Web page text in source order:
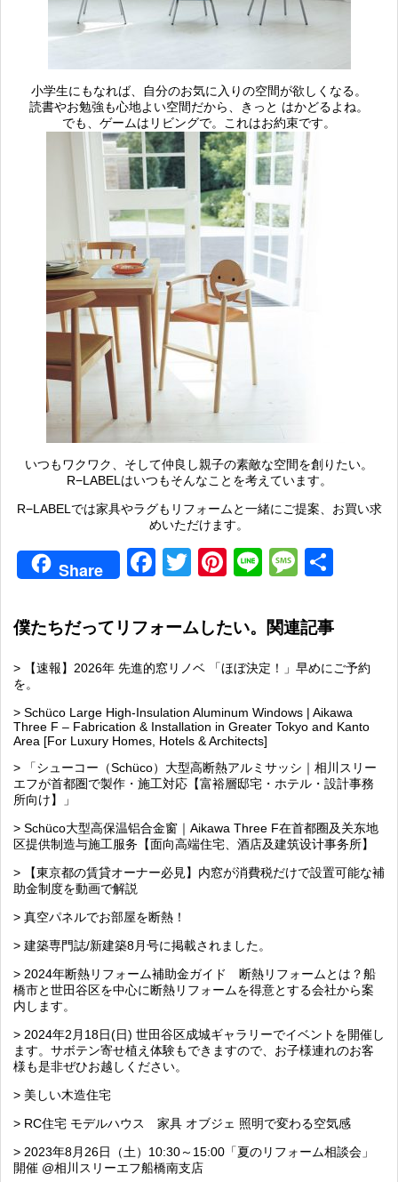
小学生にもなれば、自分のお気に入りの空間が欲しくなる。
読書やお勉強も心地よい空間だから、きっと はかどるよね。
でも、ゲームはリビングで。これはお約束です。
いつもワクワク、そして仲良し親子の素敵な空間を創りたい。
R−LABELはいつもそんなことを考えています。
R−LABELでは家具やラグもリフォームと一緒にご提案、お買い求
めいただけます。
Share Facebook
TwitterPinterest
Line
僕たちだってリフォームしたい。関連記事
> 【速報】2026年 先進的窓リノベ 「ほぼ決定！」早めにご予約
を。
> Schüco Large High-Insulation Aluminum Windows | Aikawa
Three F – Fabrication & Installation in Greater Tokyo and Kanto
Area [For Luxury Homes, Hotels & Architects]
> 「シューコー（Schüco）大型高断熱アルミサッシ｜相川スリー
エフが首都圏で製作・施工対応【富裕層邸宅・ホテル・設計事務
所向け】」
> Schüco大型高保温铝合金窗｜Aikawa Three F在首都圈及关东地
区提供制造与施工服务【面向高端住宅、酒店及建筑设计事务所】
> 【東京都の賃貸オーナー必見】内窓が消費税だけで設置可能な補
助金制度を動画で解説
> 真空パネルでお部屋を断熱！
> 建築専門誌/新建築8月号に掲載されました。
> 2024年断熱リフォーム補助金ガイド 断熱リフォームとは？船
橋市と世田谷区を中心に断熱リフォームを得意とする会社から案
内します。
> 2024年2月18日(日) 世田谷区成城ギャラリーでイベントを開催し
ます。サボテン寄せ植え体験もできますので、お子様連れのお客
様も是非ぜひお越しください。
> 美しい木造住宅
> RC住宅 モデルハウス 家具 オブジェ 照明で変わる空気感
> 2023年8月26日（土）10:30～15:00「夏のリフォーム相談会」
開催 @相川スリーエフ船橋南支店